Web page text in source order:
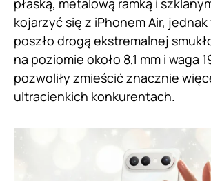
kojarzyć się z iPhonem Air, jednak
poszło drogą ekstremalnej
na poziomie około 8,1 mm i waga
pozwoliły zmieścić znacznie
ultracienkich konkurentach.